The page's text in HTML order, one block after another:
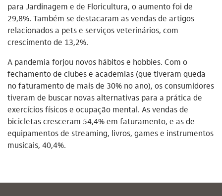
para Jardinagem e de Floricultura, o aumento foi de
29,8%. Também se destacaram as vendas de artigos
relacionados a pets e serviços veterinários, com
crescimento de 13,2%.
A pandemia forjou novos hábitos e hobbies. Com o
fechamento de clubes e academias (que tiveram queda
no faturamento de mais de 30% no ano), os consumidores
tiveram de buscar novas alternativas para a prática de
exercícios físicos e ocupação mental. As vendas de
bicicletas cresceram 54,4% em faturamento, e as de
equipamentos de streaming, livros, games e instrumentos
musicais, 40,4%.